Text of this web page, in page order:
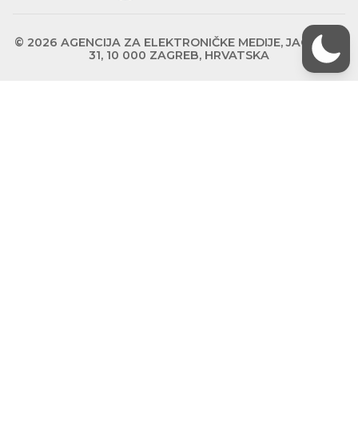
© 2026 AGENCIJA ZA ELEKTRONIČKE MEDIJE, JAGIĆEVA
31, 10 000 ZAGREB, HRVATSKA